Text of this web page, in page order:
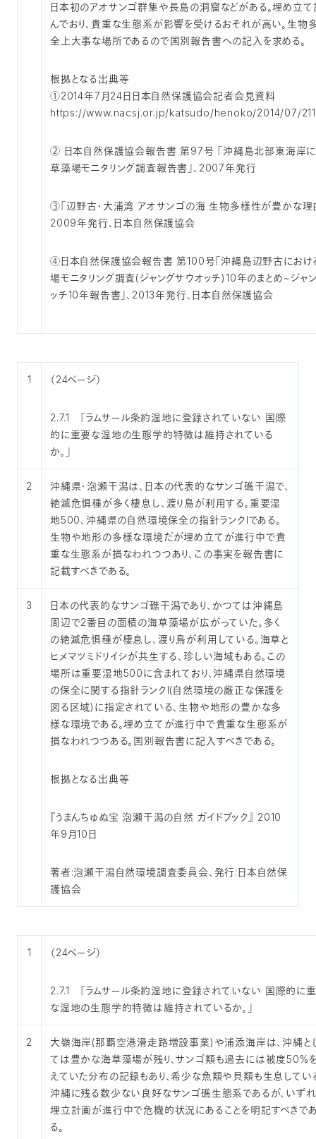
日本初のアオサンゴ群集や長島の洞窟などがある。埋め立
んでおり、貴重な生態系が影響を受けるおそれが高い。生物
全上大事な場所であるので国別報告書への記入を求める。
根拠となる出典等
①2014年7月24日日本自然保護協会記者会見資料
https://www.nacsj.or.jp/katsudo/henoko/2014/07/
② 日本自然保護協会報告書 第97号 「沖縄島北部東海岸
草藻場モニタリング調査報告書」、2007年発行
③「辺野古・大浦湾 アオサンゴの海 生物多様性が豊かな理
2009年発行、日本自然保護協会
④日本自然保護協会報告書 第100号「沖縄島辺野古におけ
場モニタリング調査(ジャングサウオッチ)10年のまとめ~ジャ
ッチ10年報告書」、2013年発行、日本自然保護協会
1 （24ページ）
2.7.1 「ラムサール条約湿地に登録されていない 国際
的に重要な湿地の生態学的特徴は維持されている
か。」
2
沖縄県・泡瀬干潟は、日本の代表的なサンゴ礁干潟で、
絶滅危惧種が多く棲息し、渡り鳥が利用する。重要湿
地500、沖縄県の自然環境保全の指針ランクIである。
生物や地形の多様な環境だが埋め立てが進行中で貴
重な生態系が損なわれつつあり、この事実を報告書に
記載すべきである。
3
日本の代表的なサンゴ礁干潟であり、かつては沖縄島
周辺で2番目の面積の海草藻場が広がっていた。多く
の絶滅危惧種が棲息し、渡り鳥が利用している。海草と
ヒメマツミドリイシが共生する、珍しい海域もある。この
場所は重要湿地500に含まれており、沖縄県自然環境
の保全に関する指針ランクI(自然環境の厳正な保護を
図る区域)に指定されている、生物や地形の豊かな多
様な環境である。埋め立てが進行中で貴重な生態系が
損なわれつつある。国別報告書に記入すべきである。
根拠となる出典等
『うまんちゅぬ宝 泡瀬干潟の自然 ガイドブック』 2010
年9月10日
著者:泡瀬干潟自然環境調査委員会、発行:日本自然保
護協会
1 （24ページ）
2.7.1 「ラムサール条約湿地に登録されていない 国際的に
な湿地の生態学的特徴は維持されているか。」
2
大嶺海岸(那覇空港滑走路増設事業)や浦添海岸は、沖縄と
ては豊かな海草藻場が残り、サンゴ類も過去には被度50%
えていた分布の記録もあり、希少な魚類や貝類も生息してい
沖縄に残る数少ない良好なサンゴ礁生態系であるが、いず
埋立計画が進行中で危機的状況にあることを明記すべきで
る。